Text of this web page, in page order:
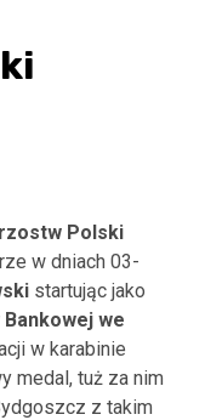
Polski
w dniach 03-
startując jako
Bankowej we
w karabinie
medal, tuż za nim
z takim